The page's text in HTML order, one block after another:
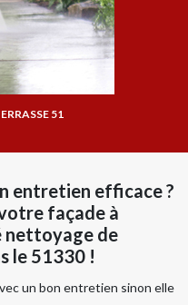
51
entretien efficace ?
façade à
nettoyage de
le 51330 !
un bon entretien sinon elle